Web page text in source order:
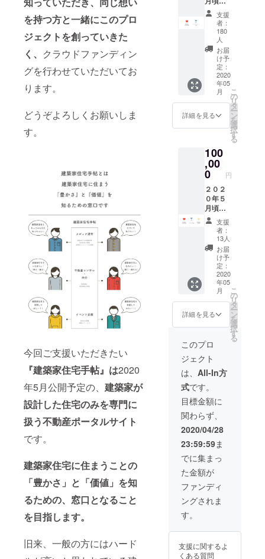
を持つ方と一緒にこのプロ
ジェクトを創っていきた
く 、 クラウドファンディン
グを行わせていただいてお
ります。
どうぞよろしくお願いしま
す。
今回ご支援いただきたい
『建築家住宅手帖』は2020
年5月公開予定の、 建築家が
設計した住宅のみを専門に
扱う不動産ポータルサイト
です。
建築家住宅に住まうことの
「豊かさ」と「価値」を知
るための、窓口となること
を目指します。
旧来、一般の方にはハード
ンをサポー
トすること
を仕事にし
ています。
催予定
の公開
記念イ
ベント
（ロー
ンチ
パー
ティ）
にご招
待いた
しま
す。 会
す。 ※
大変申
し訳あ
りませ
んが、
交通
費、宿
泊費等
は各自
負担を
お願い
しま
す。 さ
らに建
築家住
宅手帖
の賛同
者欄に
させて
いただ
きま
す。 ※
支援
時、必
ず備考
欄に記
載する
お名前
をご記
入くだ
さい。
支援
者：
180
人
お届
け予
定：
2020
年05
月
詳細を見る
こ
の
リ
タ
ー
ン
を
選
択
す
る
100
,00
0 円
２０２
０年５
月頃開
催予定
の公開
記念イ
ベント
（ロー
ンチ
パー
ティ）
にご招
待いた
しま
す。 会
場は東
京の予
定で
す。 ※
大変申
し訳あ
りませ
んが、
交通
費、宿
泊費等
は各自
負担を
お願い
しま
す。 ま
た、建
築家住
宅手帖
お名前
させて
支援
者：
13人
お届
け予
定：
2020
年05
月
詳細を見る
こ
の
リ
タ
ー
ン
を
選
択
す
る
このプロ
ジェクト
は、 All-In方
式です。
目標金額に
関わらず、
2020/04/28
23:59:59ま
でに集まっ
た金額が
ファンディ
ングされま
す。
支援に関するよ
くある質問